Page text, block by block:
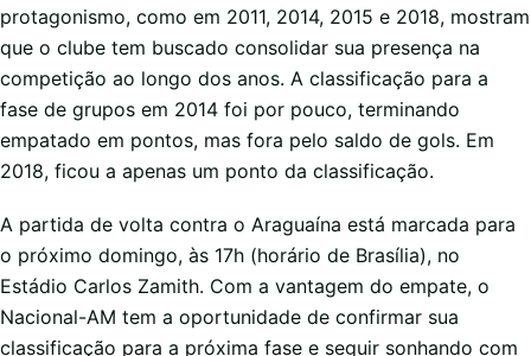
protagonismo, como em 2011, 2014, 2015 e 2018, mostram
que o clube tem buscado consolidar sua presença na
competição ao longo dos anos. A classificação para a
fase de grupos em 2014 foi por pouco, terminando
empatado em pontos, mas fora pelo saldo de gols. Em
2018, ficou a apenas um ponto da classificação.
A partida de volta contra o Araguaína está marcada para
o próximo domingo, às 17h (horário de Brasília), no
Estádio Carlos Zamith. Com a vantagem do empate, o
Nacional-AM tem a oportunidade de confirmar sua
classificação para a próxima fase e seguir sonhando com